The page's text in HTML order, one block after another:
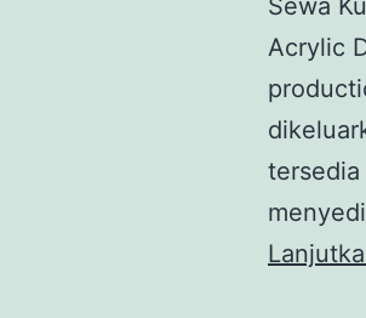
Sewa
Acrylic